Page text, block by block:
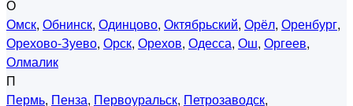
О
Омск, Обнинск, Одинцово, Октябрьский, Орёл, Оренбург,
Орехово-Зуево, Орск, Орехов, Одесса, Ош, Оргеев,
Олмалик
П
Пермь, Пенза, Первоуральск, Петрозаводск,